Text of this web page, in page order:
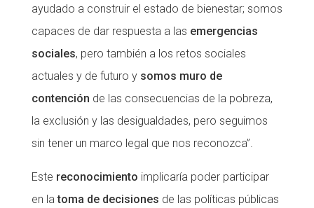
ayudado a construir el estado de bienestar; somos
capaces de dar respuesta a las emergencias
sociales, pero también a los retos sociales
actuales y de futuro y somos muro de
contención de las consecuencias de la pobreza,
la exclusión y las desigualdades, pero seguimos
sin tener un marco legal que nos reconozca”.
Este reconocimiento implicaría poder participar
en latoma de decisiones de las políticas públicas